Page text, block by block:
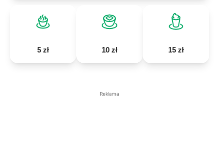
5 zł 10 zł 15 zł
Reklama